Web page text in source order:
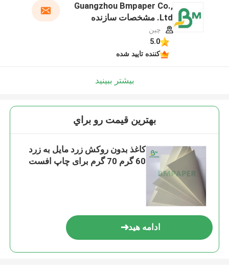
Guangzhou Bmpaper Co.,
Ltd. مشخصات سازنده
چین
5.0
کننده تایید شده
بیشتر ببینید
بهترين قيمت رو براي
کاغذ بدون روکش زرد مایل به زرد
60 گرم 70 گرم برای چاپ افست
ادامه هید